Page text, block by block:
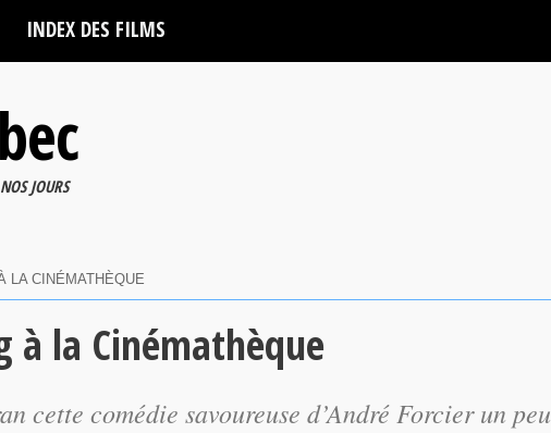
INDEX DES FILMS
JOURS
LA CINÉMATHÈQUE
à la Cinémathèque
cette comédie savoureuse d’André Forcier un peu